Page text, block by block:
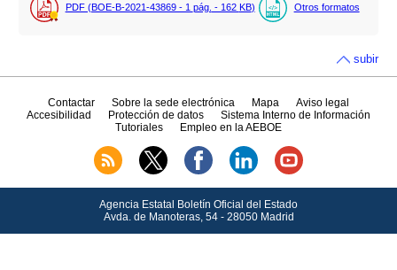
PDF (BOE-B-2021-43869 - 1 pág. - 162 KB) Otros formatos
subir
Contactar Sobre la sede electrónica Mapa
Aviso legal
Accesibilidad
Protección de datos
Sistema Interno de Información
Tutoriales
Empleo en la AEBOE
Agencia Estatal Boletín Oficial del Estado
Avda.de Manoteras, 54 - 28050 Madrid